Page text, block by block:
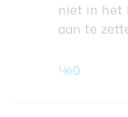
niet in het
aan te
0